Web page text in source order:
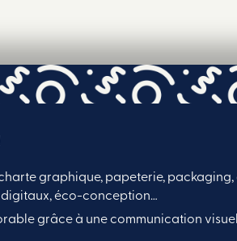
graphique, papeterie,
éco-conception…
grâce à une communication